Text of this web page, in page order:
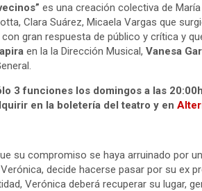
es una creación colectiva de
Clara Suárez, Micaela Vargas que
gran respuesta de público y crítica y
en la la Dirección Musical, Vanesa
3 funciones los domingos a las
en la boletería del teatro y en
su compromiso se haya arruinado por
decide hacerse pasar por su ex
Verónica deberá recuperar su lugar,